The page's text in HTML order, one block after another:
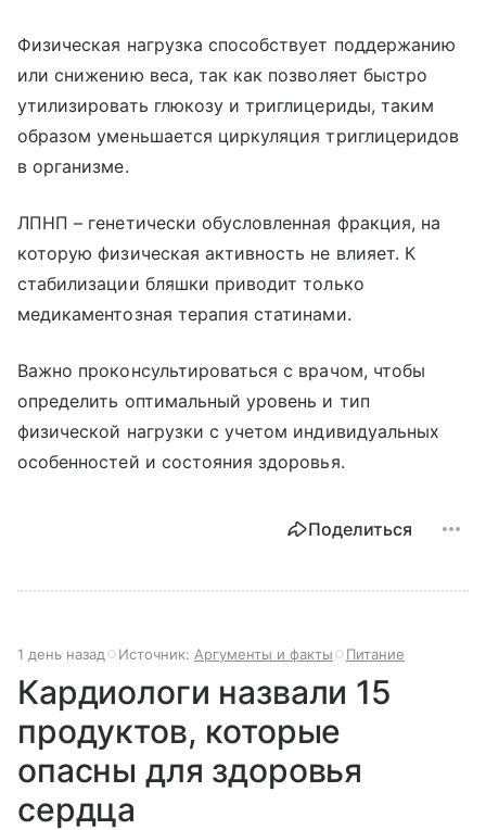
Физическая нагрузка способствует поддержанию
или снижению веса, так как позволяет быстро
утилизировать глюкозу и триглицериды, таким
образом уменьшается циркуляция триглицеридов
в организме.
ЛПНП – генетически обусловленная фракция, на
которую физическая активность не влияет. К
стабилизации бляшки приводит только
медикаментозная терапия статинами.
Важно проконсультироваться с врачом, чтобы
определить оптимальный уровень и тип
физической нагрузки с учетом индивидуальных
особенностей и состояния здоровья.
Поделиться
1 день назад Источник: Аргументы и факты Питание
Кардиологи назвали 15
продуктов, которые
опасны для здоровья
сердца